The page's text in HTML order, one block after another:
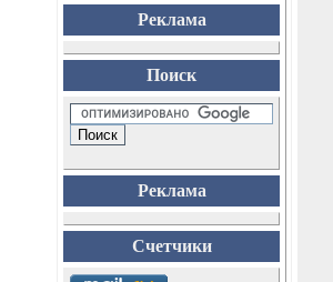
Реклама
Поиск
Реклама
Счетчики